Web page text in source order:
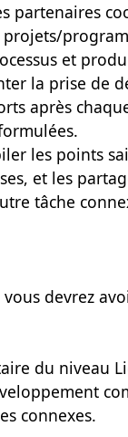
partenaires
et
la prise de
après
les points
et les
tâche
devrez
du niveau
connexes.